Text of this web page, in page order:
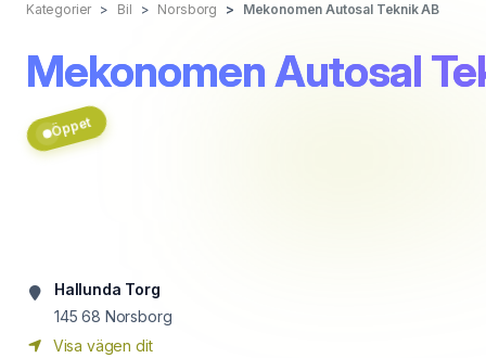
Kategorier Bil Norsborg Mekonomen Autosal Teknik AB
Mekonomen Autosal
Öppet
Hallunda Torg
145 68 Norsborg
Visa vägen dit